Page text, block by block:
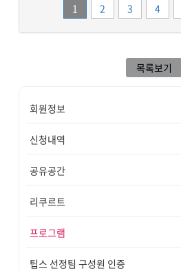
1 2 3 4
목록보기
회원정보
신청내역
공유공간
리쿠르트
프로그램
팁스 선정팀 구성원 인증